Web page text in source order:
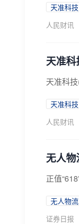
天准科技
人民财讯
天准
天准科
天准科技
人民财讯
无人
正值
无人物
证券日报